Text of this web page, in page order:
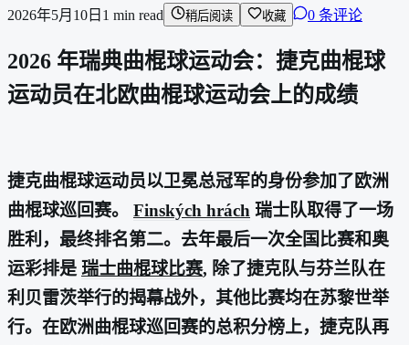
2026年5月10日 1 min read 稍后阅读 收藏 0 条评论
2026 年瑞典曲棍球运动会：捷克曲棍球
运动员在北欧曲棍球运动会上的成绩
捷克曲棍球运动员以卫冕总冠军的身份参加了欧洲
曲棍球巡回赛。 Finských hrách 瑞士队取得了一场
胜利，最终排名第二。去年最后一次全国比赛和奥
运彩排是 瑞士曲棍球比赛, 除了捷克队与芬兰队在
利贝雷茨举行的揭幕战外，其他比赛均在苏黎世举
行。在欧洲曲棍球巡回赛的总积分榜上，捷克队再